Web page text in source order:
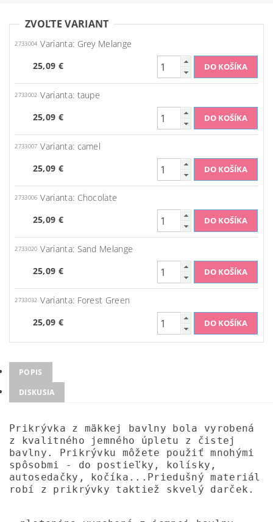
ZVOĽTE VARIANT
2733004 Varianta: Grey Melange
25,09 €
2733002 Varianta: taupe
25,09 €
2733007 Varianta: camel
25,09 €
2733006 Varianta: Chocolate
25,09 €
2733020 Varianta: Sand Melange
25,09 €
2733032 Varianta: Forest Green
25,09 €
POPIS
DISKUSIA
Prikrývka z mäkkej bavlny bola vyrobená
z kvalitného jemného úpletu z čistej
bavlny. Prikrývku môžete použiť mnohými
spôsobmi - do postieľky, kolísky,
autosedačky, kočíka...Priedušný materiál
robí z prikrývky taktiež skvelý darček.